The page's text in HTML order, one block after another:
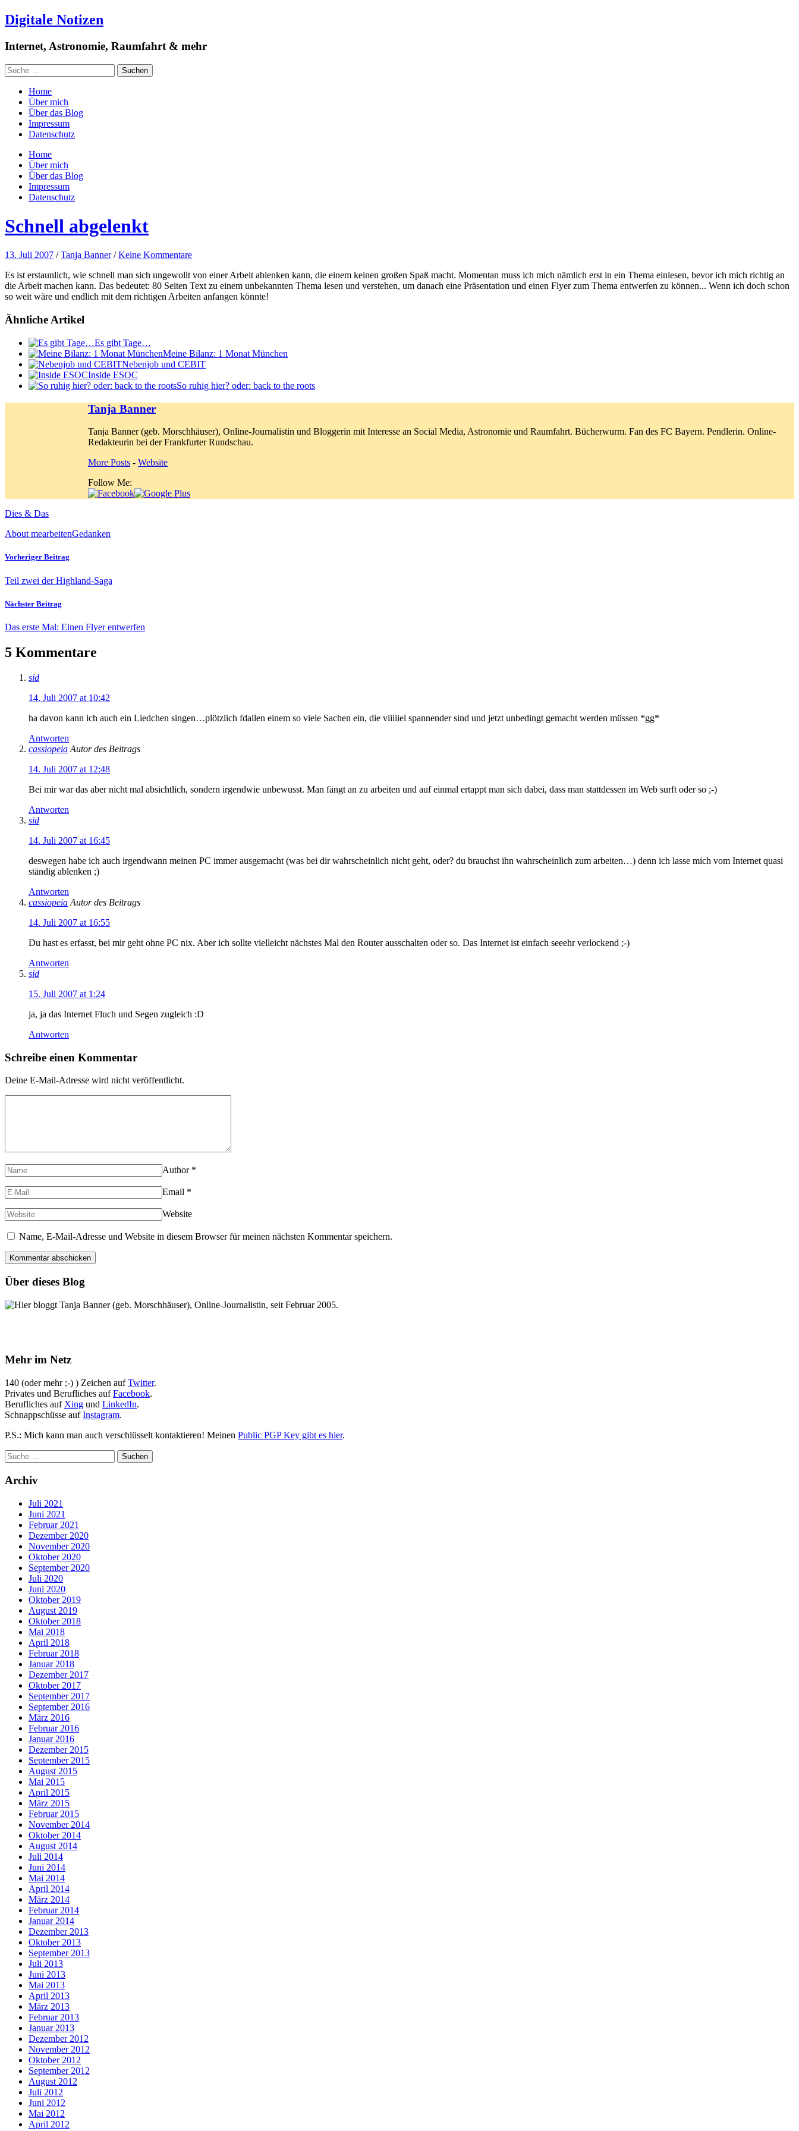
Digitale Notizen
Internet, Astronomie, Raumfahrt & mehr
Home
Über mich
Über das Blog
Impressum
Datenschutz
Home
Über mich
Über das Blog
Impressum
Datenschutz
Schnell abgelenkt
13. Juli 2007 /Tanja Banner /Keine Kommentare
Es ist erstaunlich, wie schnell man sich ungewollt von einer Arbeit ablenken kann, die einem keinen großen Spaß macht. Momentan muss ich mich nämlich erst in ein Thema einlesen, bevor ich mich richtig an
die Arbeit machen kann. Das bedeutet: 80 Seiten Text zu einem unbekannten Thema lesen und verstehen, um danach eine Präsentation und einen Flyer zum Thema entwerfen zu können... Wenn ich doch schon
so weit wäre und endlich mit dem richtigen Arbeiten anfangen könnte!
Ähnliche Artikel
Es gibt Tage…
Meine Bilanz: 1 Monat München
Nebenjob und CEBIT
Inside ESOC
So ruhig hier? oder: back to the roots
Tanja Banner
Tanja Banner (geb. Morschhäuser), Online-Journalistin und Bloggerin mit Interesse an Social Media, Astronomie und Raumfahrt. Bücherwurm. Fan des FC Bayern. Pendlerin. Online-
Redakteurin bei der Frankfurter Rundschau.
More Posts - Website
Follow Me:
Dies & Das
About mearbeitenGedanken
Vorheriger Beitrag
Teil zwei der Highland-Saga
Nächster Beitrag
Das erste Mal: Einen Flyer entwerfen
5 Kommentare
sid
14. Juli 2007 at 10:42
ha davon kann ich auch ein Liedchen singen…plötzlich fdallen einem so viele Sachen ein, die viiiiiel spannender sind und jetzt unbedingt gemacht werden müssen *gg*
Antworten
cassiopeia Autor des Beitrags
14. Juli 2007 at 12:48
Bei mir war das aber nicht mal absichtlich, sondern irgendwie unbewusst. Man fängt an zu arbeiten und auf einmal ertappt man sich dabei, dass man stattdessen im Web surft oder so ;-)
Antworten
sid
14. Juli 2007 at 16:45
deswegen habe ich auch irgendwann meinen PC immer ausgemacht (was bei dir wahrscheinlich nicht geht, oder? du brauchst ihn wahrscheinlich zum arbeiten…) denn ich lasse mich vom Internet quasi
ständig ablenken ;)
Antworten
cassiopeia Autor des Beitrags
14. Juli 2007 at 16:55
Du hast es erfasst, bei mir geht ohne PC nix. Aber ich sollte vielleicht nächstes Mal den Router ausschalten oder so. Das Internet ist einfach seeehr verlockend ;-)
Antworten
sid
15. Juli 2007 at 1:24
ja, ja das Internet Fluch und Segen zugleich :D
Antworten
Schreibe einen Kommentar
Deine E-Mail-Adresse wird nicht veröffentlicht.
Author *
Email *
Website
Name, E-Mail-Adresse und Website in diesem Browser für meinen nächsten Kommentar speichern.
Über dieses Blog
Hier bloggt Tanja Banner (geb. Morschhäuser), Online-Journalistin, seit Februar 2005.
Mehr im Netz
140 (oder mehr ;-) ) Zeichen aufTwitter.
Privates und Berufliches aufFacebook.
Berufliches auf Xing und LinkedIn.
Schnappschüsse aufInstagram.
P.S.: Mich kann man auch verschlüsselt kontaktieren! Meinen Public PGP Key gibt es hier.
Archiv
Juli 2021
Juni 2021
Februar 2021
Dezember 2020
November 2020
Oktober 2020
September 2020
Juli 2020
Juni 2020
Oktober 2019
August 2019
Oktober 2018
Mai 2018
April 2018
Februar 2018
Januar 2018
Dezember 2017
Oktober 2017
September 2017
September 2016
März 2016
Februar 2016
Januar 2016
Dezember 2015
September 2015
August 2015
Mai 2015
April 2015
März 2015
Februar 2015
November 2014
Oktober 2014
August 2014
Juli 2014
Juni 2014
Mai 2014
April 2014
März 2014
Februar 2014
Januar 2014
Dezember 2013
Oktober 2013
September 2013
Juli 2013
Juni 2013
Mai 2013
April 2013
März 2013
Februar 2013
Januar 2013
Dezember 2012
November 2012
Oktober 2012
September 2012
August 2012
Juli 2012
Juni 2012
Mai 2012
April 2012